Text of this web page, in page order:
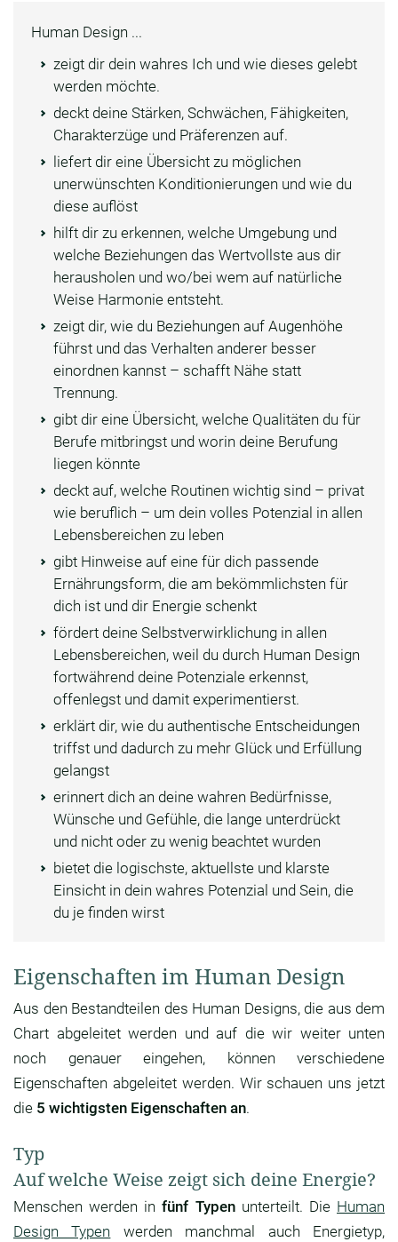
Human Design ...
zeigt dir dein wahres Ich und wie dieses gelebt
werden möchte.
deckt deine Stärken, Schwächen, Fähigkeiten,
Charakterzüge und Präferenzen auf.
liefert dir eine Übersicht zu möglichen
unerwünschten Konditionierungen und wie du
diese auflöst
hilft dir zu erkennen, welche Umgebung und
welche Beziehungen das Wertvollste aus dir
herausholen und wo/bei wem auf natürliche
Weise Harmonie entsteht.
zeigt dir, wie du Beziehungen auf Augenhöhe
führst und das Verhalten anderer besser
einordnen kannst – schafft Nähe statt
Trennung.
gibt dir eine Übersicht, welche Qualitäten du für
Berufe mitbringst und worin deine Berufung
liegen könnte
deckt auf, welche Routinen wichtig sind – privat
wie beruflich – um dein volles Potenzial in allen
Lebensbereichen zu leben
gibt Hinweise auf eine für dich passende
Ernährungsform, die am bekömmlichsten für
dich ist und dir Energie schenkt
fördert deine Selbstverwirklichung in allen
Lebensbereichen, weil du durch Human Design
fortwährend deine Potenziale erkennst,
offenlegst und damit experimentierst.
erklärt dir, wie du authentische Entscheidungen
triffst und dadurch zu mehr Glück und Erfüllung
gelangst
erinnert dich an deine wahren Bedürfnisse,
Wünsche und Gefühle, die lange unterdrückt
und nicht oder zu wenig beachtet wurden
bietet die logischste, aktuellste und klarste
Einsicht in dein wahres Potenzial und Sein, die
du je finden wirst
Eigenschaften im Human Design
Aus den Bestandteilen des Human Designs, die aus dem
Chart abgeleitet werden und auf die wir weiter unten
noch genauer eingehen, können verschiedene
Eigenschaften abgeleitet werden. Wir schauen uns jetzt
die 5 wichtigsten Eigenschaften an.
Typ
Auf welche Weise zeigt sich deine Energie?
Menschen werden infünf Typenunterteilt. Die Human
Design Typen werden manchmal auch Energietyp,